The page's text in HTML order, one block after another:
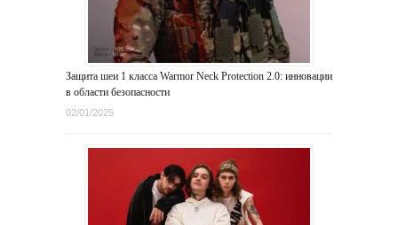
Защита шеи 1 класса Warmor Neck Protection 2.0: инновации
в области безопасности
02/01/2025